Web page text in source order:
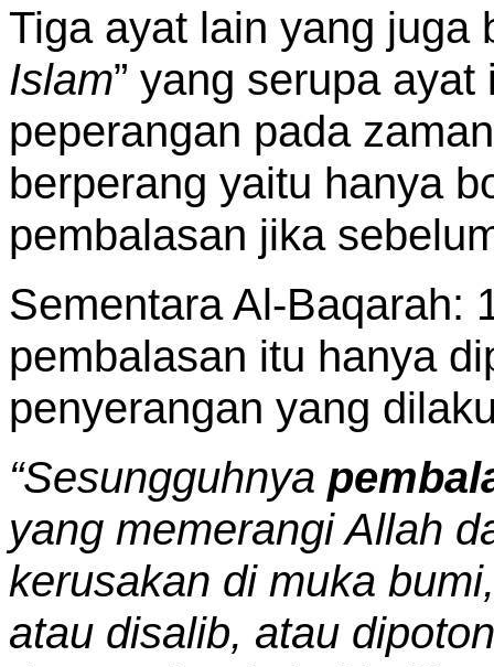
Tiga ayat lain yang juga
Islam” yang serupa
peperangan pada
berperang yaitu hanya
pembalasan jika
Sementara Al-Baqarah:
pembalasan itu hanya
penyerangan yang
“Sesungguhnya
yang memerangi Allah
kerusakan di muka
atau disalib, atau